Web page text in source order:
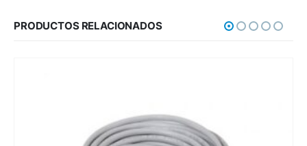
PRODUCTOS RELACIONADOS